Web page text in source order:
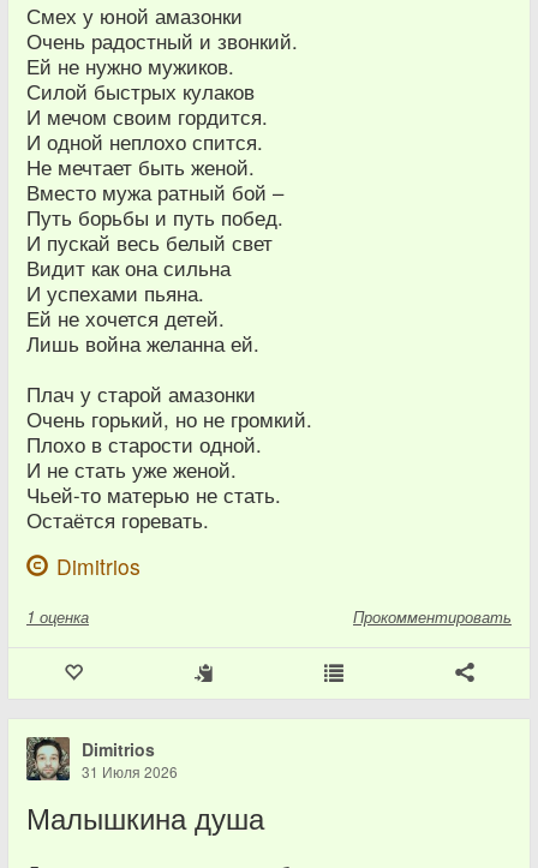
Смех у юной амазонки
Очень радостный и звонкий.
Ей не нужно мужиков.
Силой быстрых кулаков
И мечом своим гордится.
И одной неплохо спится.
Не мечтает быть женой.
Вместо мужа ратный бой –
Путь борьбы и путь побед.
И пускай весь белый свет
Видит как она сильна
И успехами пьяна.
Ей не хочется детей.
Лишь война желанна ей.
Плач у старой амазонки
Очень горький, но не громкий.
Плохо в старости одной.
И не стать уже женой.
Чьей-то матерью не стать.
Остаётся горевать.
Dimitrios
1 оценка Прокомментировать
Dimitrios
31 Июля 2026
Малышкина душа